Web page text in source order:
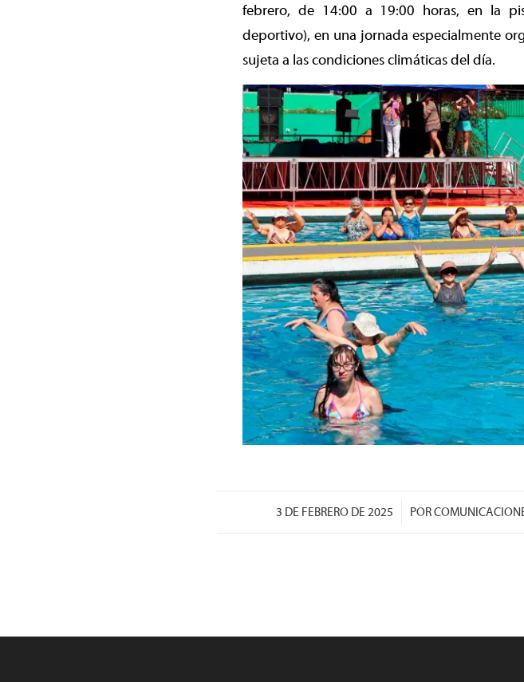
febrero, de 14:00 a 19:00 horas, en la
deportivo), en una jornada especialmente
sujeta a las condiciones climáticas del día.
3 DE FEBRERO DE 2025
/ POR